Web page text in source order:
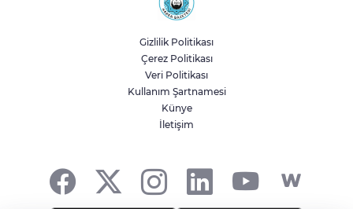
Sakarya’da ücretsiz doğalgaza
kavuşacaklar
Yalova'da makine arızası yapan tanker
güvenli bölgeye çekildi
Eskişehir Büyükşehir’den kırsal
Gizlilik Politikası
Çerez Politikası
Veri Politikası
Kullanım Şartnamesi
Künye
İletişim